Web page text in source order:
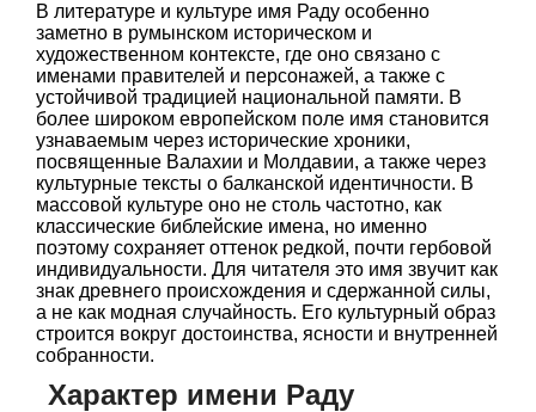
В литературе и культуре имя Раду особенно
заметно в румынском историческом и
художественном контексте, где оно связано с
именами правителей и персонажей, а также с
устойчивой традицией национальной памяти. В
более широком европейском поле имя становится
узнаваемым через исторические хроники,
посвященные Валахии и Молдавии, а также через
культурные тексты о балканской идентичности. В
массовой культуре оно не столь частотно, как
классические библейские имена, но именно
поэтому сохраняет оттенок редкой, почти гербовой
индивидуальности. Для читателя это имя звучит как
знак древнего происхождения и сдержанной силы,
а не как модная случайность. Его культурный образ
строится вокруг достоинства, ясности и внутренней
собранности.
Характер имени Раду